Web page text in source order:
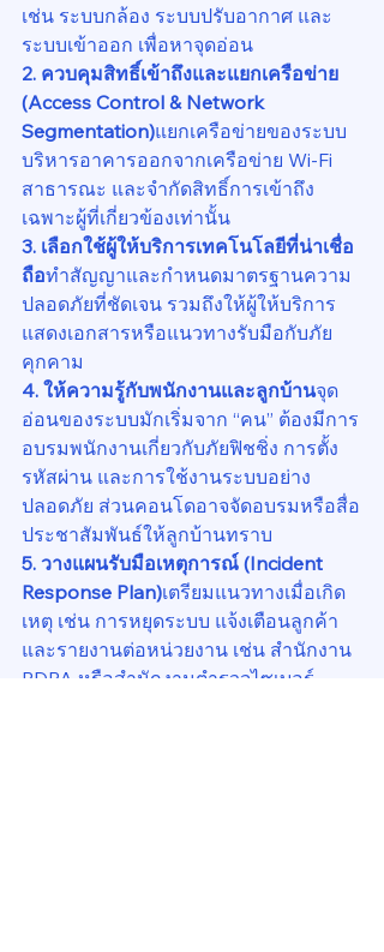
เช่น ระบบกล้อง ระบบปรับอากาศ และ
ระบบเข้าออก เพื่อหาจุดอ่อน
2. ควบคุมสิทธิ์เข้าถึงและแยกเครือข่าย
(Access Control & Network
Segmentation)แยกเครือข่ายของระบบ
บริหารอาคารออกจากเครือข่าย Wi-Fi
สาธารณะ และจำกัดสิทธิ์การเข้าถึง
เฉพาะผู้ที่เกี่ยวข้องเท่านั้น
3. เลือกใช้ผู้ให้บริการเทคโนโลยีที่น่าเชื่อ
ถือทำสัญญาและกำหนดมาตรฐานความ
ปลอดภัยที่ชัดเจน รวมถึงให้ผู้ให้บริการ
แสดงเอกสารหรือแนวทางรับมือกับภัย
คุกคาม
4. ให้ความรู้กับพนักงานและลูกบ้านจุด
อ่อนของระบบมักเริ่มจาก “คน” ต้องมีการ
อบรมพนักงานเกี่ยวกับภัยฟิชชิ่ง การตั้ง
รหัสผ่าน และการใช้งานระบบอย่าง
ปลอดภัย ส่วนคอนโดอาจจัดอบรมหรือสื่อ
ประชาสัมพันธ์ให้ลูกบ้านทราบ
5. วางแผนรับมือเหตุการณ์ (Incident
Response Plan)เตรียมแนวทางเมื่อเกิด
เหตุ เช่น การหยุดระบบ แจ้งเตือนลูกค้า
และรายงานต่อหน่วยงาน เช่น สำนักงาน
PDPA หรือสำนักงานตำรวจไซเบอร์